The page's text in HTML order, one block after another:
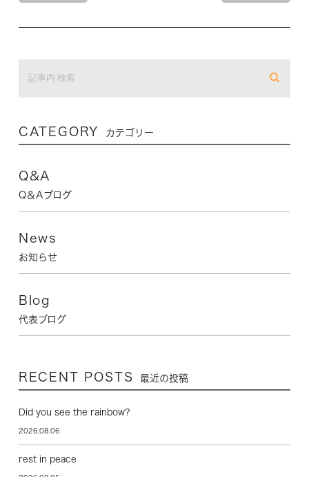
CATEGORY カテゴリー
Q&A
Q＆Aブログ
News
お知らせ
Blog
代表ブログ
RECENT POSTS 最近の投稿
Did you see the rainbow?
2026.08.06
rest in peace